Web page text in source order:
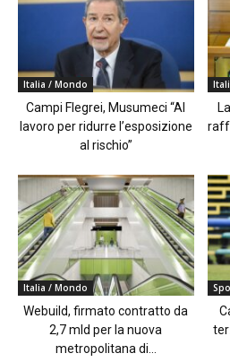
Italia / Mondo
Campi Flegrei, Musumeci “Al
lavoro per ridurre l’esposizione
al rischio”
Italia / Mondo
Webuild, firmato contratto da
2,7 mld per la nuova
metropolitana di...